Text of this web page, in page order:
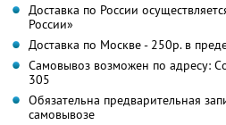
Доставка по России
России»
Доставка по Москве - 250р. в
Самовывоз возможен по адресу:
305
Обязательна предварительная
самовывозе